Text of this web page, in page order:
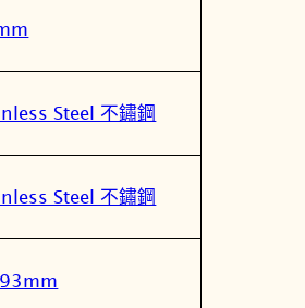
Steel 不鏽鋼
Steel 不鏽鋼